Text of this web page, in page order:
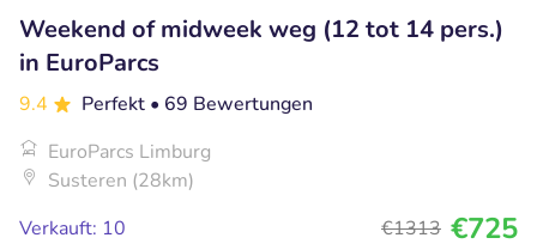
Weekend of midweek weg (12 tot 14 pers.)
in EuroParcs
9.4 Perfekt • 69 Bewertungen
EuroParcs Limburg
Susteren (28km)
Verkauft: 10
€1313 €725